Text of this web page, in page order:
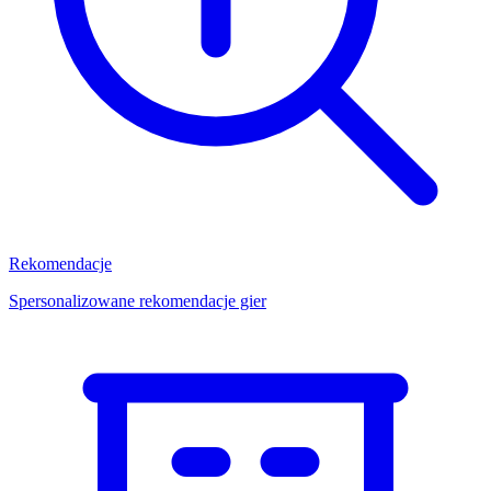
Rekomendacje
Spersonalizowane rekomendacje gier